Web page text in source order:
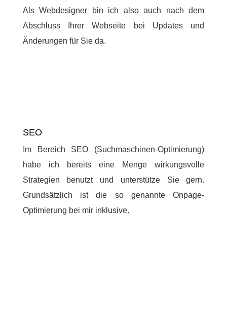
Als Webdesigner bin ich also auch nach dem
Abschluss Ihrer Webseite bei Updates und
Änderungen für Sie da.
SEO
Im Bereich SEO (Suchmaschinen-Optimierung)
habe ich bereits eine Menge wirkungsvolle
Strategien benutzt und unterstütze Sie gern.
Grundsätzlich ist die so genannte Onpage-
Optimierung bei mir inklusive.